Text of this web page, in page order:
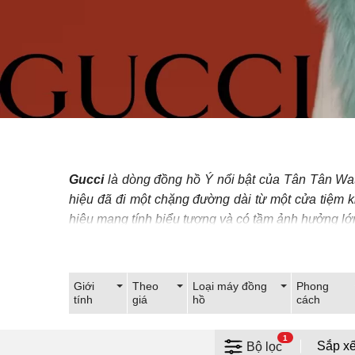
Gucci là dòng đồng hồ Ý nổi bật của Tân Tân
hiệu đã đi một chặng đường dài từ một cửa tiệm
hiệu mang tính biểu tượng và có tầm ảnh hưởng
Gucci không chỉ tập trung vào thiết kế ngoại
Chrono thể thao đều mang đến trải nghiệm
trang, đồng hồ Gucci không chỉ là một chiếc
Giới
tính
Theo
giá
Loại máy đồng
hồ
Phong
cách
Bộ lọc
1